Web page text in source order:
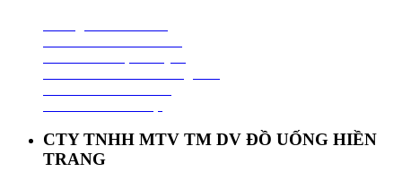
CTY TNHH MTV TM DV ĐỒ UỐNG HIỀN
TRANG